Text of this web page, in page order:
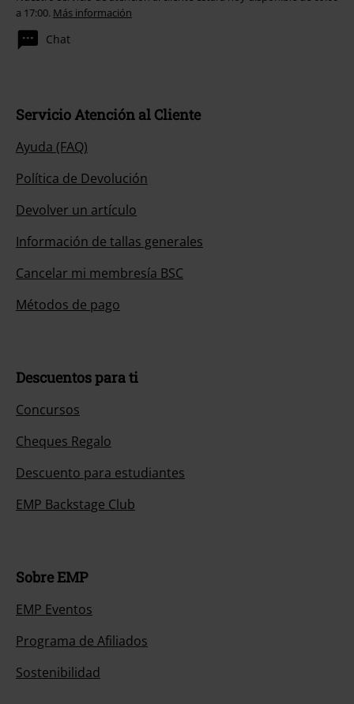
a 17:00. Más información
Chat
Servicio Atención al Cliente
Ayuda (FAQ)
Política de Devolución
Devolver un artículo
Información de tallas generales
Cancelar mi membresía BSC
Métodos de pago
Descuentos para ti
Concursos
Cheques Regalo
Descuento para estudiantes
EMP Backstage Club
Sobre EMP
EMP Eventos
Programa de Afiliados
Sostenibilidad